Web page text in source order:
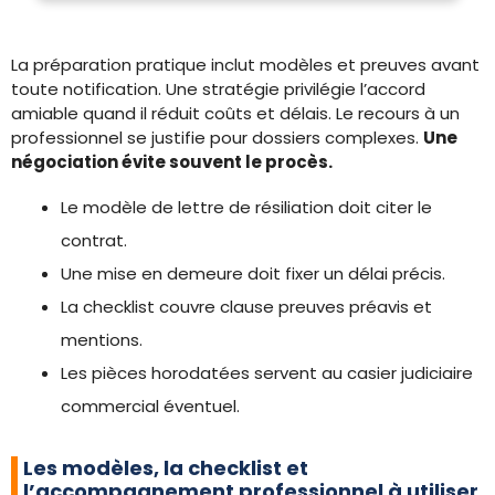
La préparation pratique inclut modèles et preuves avant
toute notification. Une stratégie privilégie l’accord
amiable quand il réduit coûts et délais. Le recours à un
professionnel se justifie pour dossiers complexes. Une
négociation évite souvent le procès.
Le modèle de lettre de résiliation doit citer le
contrat.
Une mise en demeure doit fixer un délai précis.
La checklist couvre clause preuves préavis et
mentions.
Les pièces horodatées servent au casier judiciaire
commercial éventuel.
Les modèles, la checklist et